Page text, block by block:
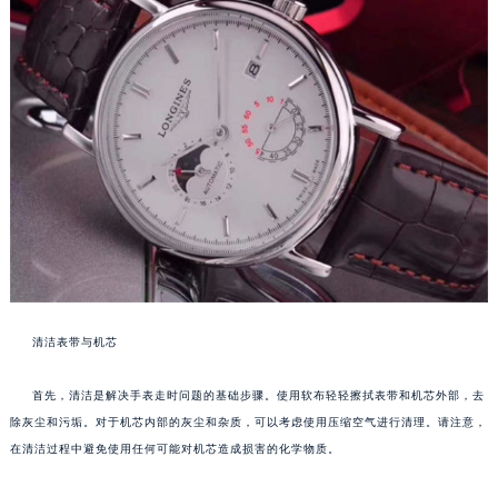
清洁表带与机芯
首先，清洁是解决手表走时问题的基础步骤。使用软布轻轻擦拭表带和机芯外部，去
除灰尘和污垢。对于机芯内部的灰尘和杂质，可以考虑使用压缩空气进行清理。请注意，
在清洁过程中避免使用任何可能对机芯造成损害的化学物质。